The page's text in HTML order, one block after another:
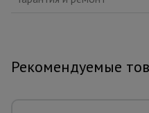
Рекомендуемые